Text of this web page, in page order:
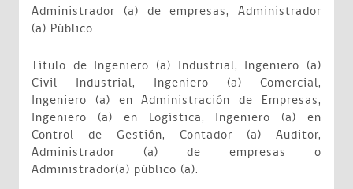
Administrador (a) de empresas, Administrador
(a) Público.
Título de Ingeniero (a) Industrial, Ingeniero (a)
Civil Industrial, Ingeniero (a) Comercial,
Ingeniero (a) en Administración de Empresas,
Ingeniero (a) en Logística, Ingeniero (a) en
Control de Gestión, Contador (a) Auditor,
Administrador (a) de empresas o
Administrador(a) público (a).